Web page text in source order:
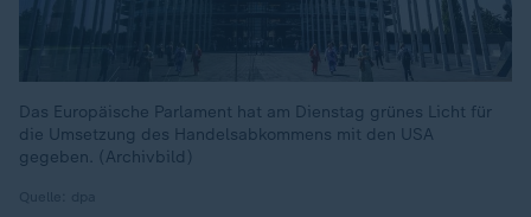
Das Europäische Parlament hat am Dienstag grünes Licht für
die Umsetzung des Handelsabkommens mit den USA
gegeben. (Archivbild)